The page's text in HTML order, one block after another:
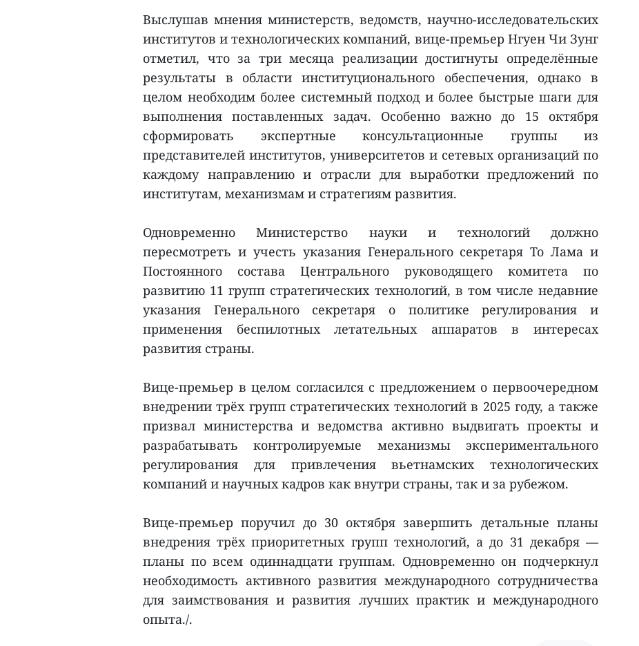
Выслушав мнения министерств, ведомств, научно-исследовательских
институтов и технологических компаний, вице-премьер Нгуен Чи Зунг
отметил, что за три месяца реализации достигнуты определённые
результаты в области институционального обеспечения, однако в
целом необходим более системный подход и более быстрые шаги для
выполнения поставленных задач. Особенно важно до 15 октября
сформировать экспертные консультационные группы из
представителей институтов, университетов и сетевых организаций по
каждому направлению и отрасли для выработки предложений по
институтам, механизмам и стратегиям развития.
Одновременно Министерство науки и технологий должно
пересмотреть и учесть указания Генерального секретаря То Лама и
Постоянного состава Центрального руководящего комитета по
развитию 11 групп стратегических технологий, в том числе недавние
указания Генерального секретаря о политике регулирования и
применения беспилотных летательных аппаратов в интересах
развития страны.
Вице-премьер в целом согласился с предложением о первоочередном
внедрении трёх групп стратегических технологий в 2025 году, а также
призвал министерства и ведомства активно выдвигать проекты и
разрабатывать контролируемые механизмы экспериментального
регулирования для привлечения вьетнамских технологических
компаний и научных кадров как внутри страны, так и за рубежом.
Вице-премьер поручил до 30 октября завершить детальные планы
внедрения трёх приоритетных групп технологий, а до 31 декабря —
планы по всем одиннадцати группам. Одновременно он подчеркнул
необходимость активного развития международного сотрудничества
для заимствования и развития лучших практик и международного
опыта./.